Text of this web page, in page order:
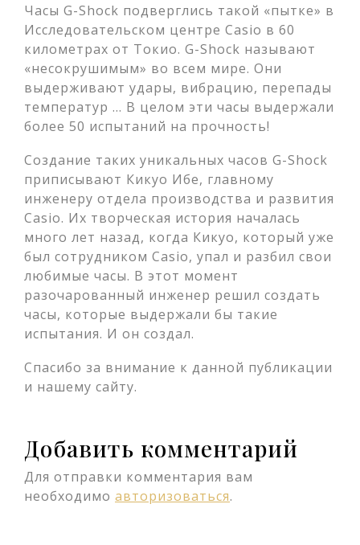
Часы G-Shock подверглись такой «пытке» в
Исследовательском центре Casio в 60
километрах от Токио. G-Shock называют
«несокрушимым» во всем мире. Они
выдерживают удары, вибрацию, перепады
температур … В целом эти часы выдержали
более 50 испытаний на прочность!
Создание таких уникальных часов G-Shock
приписывают Кикуо Ибе, главному
инженеру отдела производства и развития
Casio. Их творческая история началась
много лет назад, когда Кикуо, который уже
был сотрудником Casio, упал и разбил свои
любимые часы. В этот момент
разочарованный инженер решил создать
часы, которые выдержали бы такие
испытания. И он создал.
Спасибо за внимание к данной публикации
и нашему сайту.
Добавить комментарий
Для отправки комментария вам
необходимо авторизоваться.